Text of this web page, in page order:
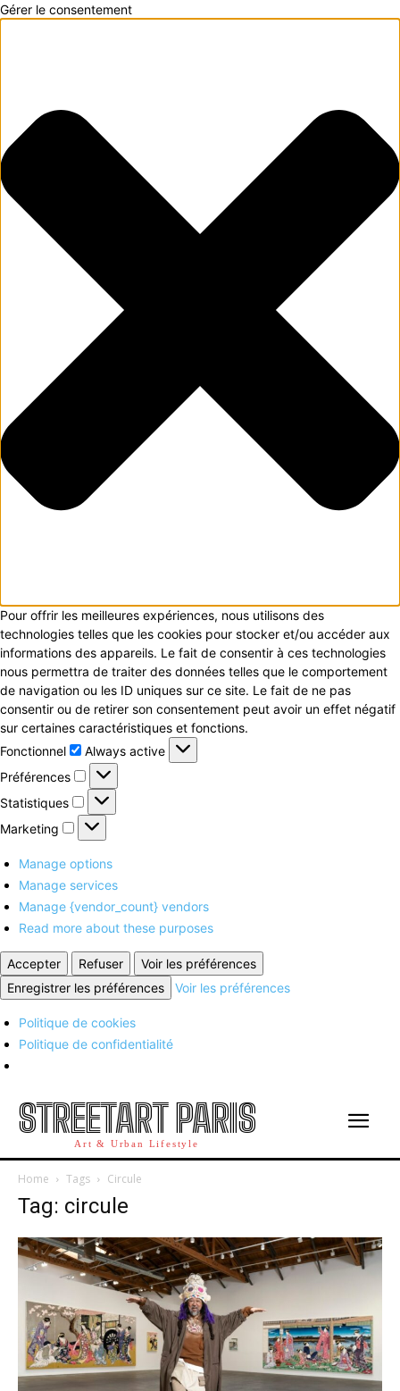
Gérer le consentement
Pour offrir les meilleures expériences, nous utilisons des
technologies telles que les cookies pour stocker et/ou accéder aux
informations des appareils. Le fait de consentir à ces technologies
nous permettra de traiter des données telles que le comportement
de navigation ou les ID uniques sur ce site. Le fait de ne pas
consentir ou de retirer son consentement peut avoir un effet négatif
sur certaines caractéristiques et fonctions.
Fonctionnel
Fonctionnel
Always active
Préférences
Préférences
Statistiques
Statistiques
Marketing
Marketing
Manage options
Manage services
Manage {vendor_count} vendors
Read more about these purposes
Accepter Refuser
Voir les préférences
Enregistrer les préférences
Voir les préférences
Politique de cookies
Politique de confidentialité
STREETART PARIS
Art & Urban Lifestyle
Home Tags Circule
Tag: circule